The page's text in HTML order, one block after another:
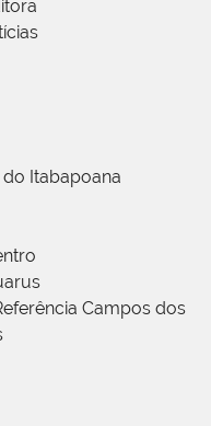
Itabapoana
Campos dos